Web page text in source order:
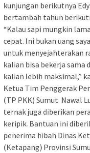
kunjungan berikutnya
bertambah tahun
“Kalau sapi mungkin
cepat. Ini bukan uang
untuk menyejahterakan
kalian bisa bekerja sama
kalian lebih maksimal,”
Ketua Tim Penggerak
(TP PKK) Sumut Nawal
ternak juga diberikan
keripik. Bantuan ini
penerima hibah Dinas
(Ketapang) Provinsi